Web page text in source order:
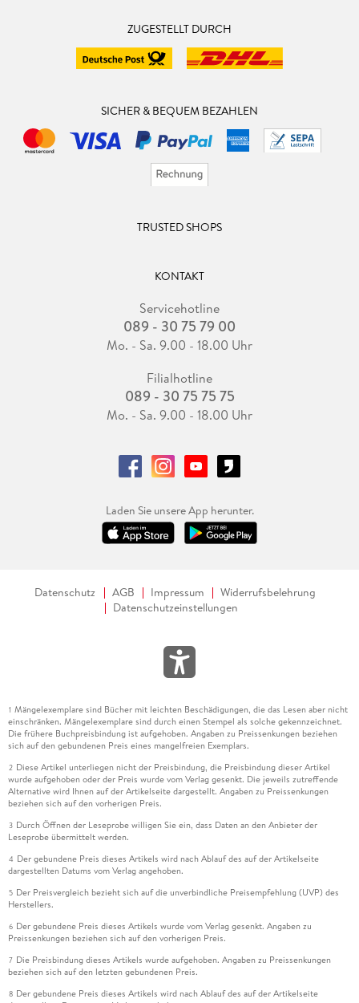
ZUGESTELLT DURCH
SICHER & BEQUEM BEZAHLEN
TRUSTED SHOPS
KONTAKT
Servicehotline
089 - 30 75 79 00
Mo. - Sa. 9.00 - 18.00 Uhr
Filialhotline
089 - 30 75 75 75
Mo. - Sa. 9.00 - 18.00 Uhr
Laden Sie unsere App herunter.
Datenschutz AGB Impressum
Widerrufsbelehrung
Datenschutzeinstellungen
1 Mängelexemplare sind Bücher mit leichten Beschädigungen, die das Lesen aber nicht
einschränken. Mängelexemplare sind durch einen Stempel als solche gekennzeichnet.
Die frühere Buchpreisbindung ist aufgehoben. Angaben zu Preissenkungen beziehen
sich auf den gebundenen Preis eines mangelfreien Exemplars.
2 Diese Artikel unterliegen nicht der Preisbindung, die Preisbindung dieser Artikel
wurde aufgehoben oder der Preis wurde vom Verlag gesenkt. Die jeweils zutreffende
Alternative wird Ihnen auf der Artikelseite dargestellt. Angaben zu Preissenkungen
beziehen sich auf den vorherigen Preis.
3 Durch Öffnen der Leseprobe willigen Sie ein, dass Daten an den Anbieter der
Leseprobe übermittelt werden.
4 Der gebundene Preis dieses Artikels wird nach Ablauf des auf der Artikelseite
dargestellten Datums vom Verlag angehoben.
5 Der Preisvergleich bezieht sich auf die unverbindliche Preisempfehlung (UVP) des
Herstellers.
6 Der gebundene Preis dieses Artikels wurde vom Verlag gesenkt. Angaben zu
Preissenkungen beziehen sich auf den vorherigen Preis.
7 Die Preisbindung dieses Artikels wurde aufgehoben. Angaben zu Preissenkungen
beziehen sich auf den letzten gebundenen Preis.
8 Der gebundene Preis dieses Artikels wird nach Ablauf des auf der Artikelseite